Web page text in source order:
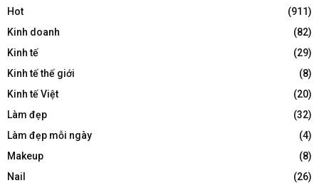
Hot
(911)
Kinh doanh
(82)
Kinh tế
(29)
Kinh tế thế giới
(8)
Kinh tế Việt
(20)
Làm đẹp
(32)
Làm đẹp mỗi ngày
(4)
Makeup
(8)
Nail
(26)